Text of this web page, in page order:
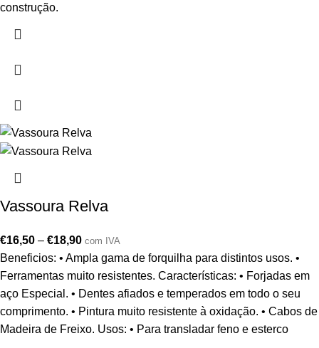
construção.
Vassoura Relva
€16,50 – €18,90 com IVA
Beneficios: • Ampla gama de forquilha para distintos usos. •
Ferramentas muito resistentes. Características: • Forjadas em
aço Especial. • Dentes afiados e temperados em todo o seu
comprimento. • Pintura muito resistente à oxidação. • Cabos de
Madeira de Freixo. Usos: • Para transladar feno e esterco